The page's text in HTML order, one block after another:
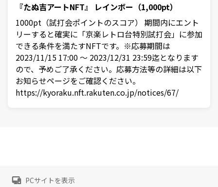
『たぬ吉アートNFT』 レインボー（1,000pt）
1000pt（試打会ポイントのスコア） 期間内にエント
リーすると確実に「京楽レトロ台特別試打会」に参加
できる条件を満たすNFTです。※応募期間は
2023/11/15 17:00 ～ 2023/12/31 23:59迄となります
ので、予めご了承ください。応募方法等の詳細は以下
お知らせページをご確認ください。
https://kyoraku.nft.rakuten.co.jp/notices/67/
PCサイトを表示